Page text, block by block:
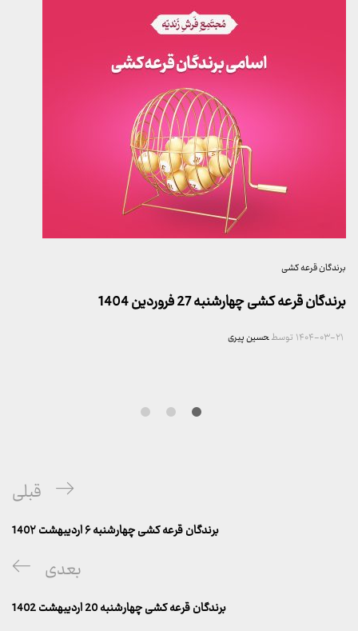
برندگان قرعه کشی
برندگان قرعه کشی چهارشنبه 27 فروردین 1404
۱۴۰۴-۰۳-۲۱ توسطحسین پیری
پست
قبلی
قبلی
برندگان قرعه کشی چهارشنبه ۶ اردیبهشت 140۲
پست
بعدی
بعدی
برندگان قرعه کشی چهارشنبه 20 اردیبهشت 1402